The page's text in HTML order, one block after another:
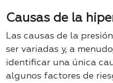
Causas de la
Las causas de la
ser variadas y, a
identificar una única
algunos factores de